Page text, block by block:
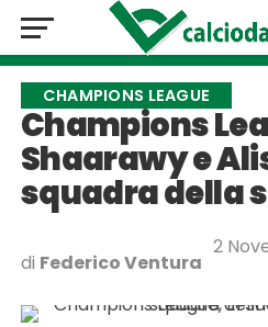
CHAMPIONS LEAGUE
Champions
Shaarawy e
squadra della
di Federico Ventura
2